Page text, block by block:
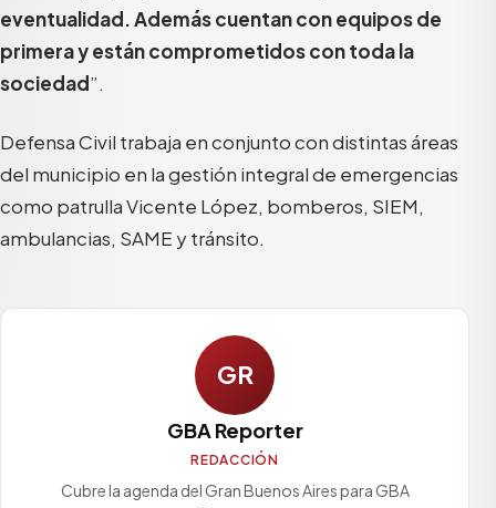
eventualidad. Además cuentan con equipos de
primera y están comprometidos con toda la
sociedad”.
Defensa Civil trabaja en conjunto con distintas áreas
del municipio en la gestión integral de emergencias
como patrulla Vicente López, bomberos, SIEM,
ambulancias, SAME y tránsito.
GR
GBA Reporter
REDACCIÓN
Cubre la agenda del Gran Buenos Aires para GBA